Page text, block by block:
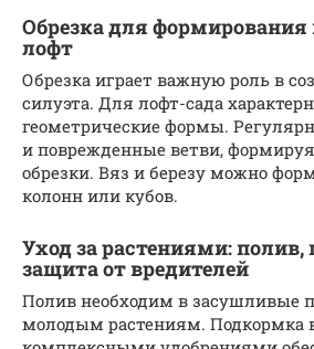
Обрезка для формирования
лофт
Обрезка играет важную роль в
силуэта. Для лофт-сада
геометрические формы.
и поврежденные ветви,
обрезки. Вяз и березу можно
колонн или кубов.
Уход за растениями:
защита от вредителей
Полив необходим в засушливые
молодым растениям. Подкормка